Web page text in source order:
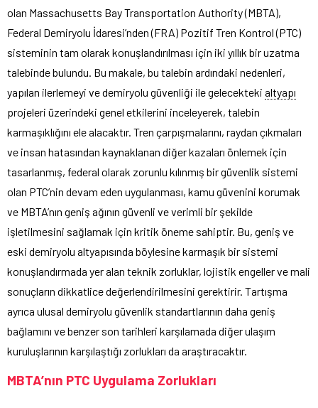
olan Massachusetts Bay Transportation Authority (MBTA),
Federal Demiryolu İdaresi’nden (FRA) Pozitif Tren Kontrol (PTC)
sisteminin tam olarak konuşlandırılması için iki yıllık bir uzatma
talebinde bulundu. Bu makale, bu talebin ardındaki nedenleri,
yapılan ilerlemeyi ve demiryolu güvenliği ile gelecekteki altyapı
projeleri üzerindeki genel etkilerini inceleyerek, talebin
karmaşıklığını ele alacaktır. Tren çarpışmalarını, raydan çıkmaları
ve insan hatasından kaynaklanan diğer kazaları önlemek için
tasarlanmış, federal olarak zorunlu kılınmış bir güvenlik sistemi
olan PTC’nin devam eden uygulanması, kamu güvenini korumak
ve MBTA’nın geniş ağının güvenli ve verimli bir şekilde
işletilmesini sağlamak için kritik öneme sahiptir. Bu, geniş ve
eski demiryolu altyapısında böylesine karmaşık bir sistemi
konuşlandırmada yer alan teknik zorluklar, lojistik engeller ve mali
sonuçların dikkatlice değerlendirilmesini gerektirir. Tartışma
ayrıca ulusal demiryolu güvenlik standartlarının daha geniş
bağlamını ve benzer son tarihleri karşılamada diğer ulaşım
kuruluşlarının karşılaştığı zorlukları da araştıracaktır.
MBTA’nın PTC Uygulama Zorlukları